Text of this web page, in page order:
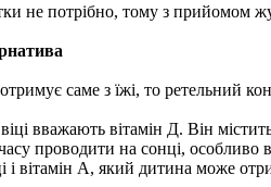
не потрібно, тому з прийомом
саме з їжі, то ретельний
вважають вітамін Д. Він
проводити на сонці, особливо
вітамін А, який дитина може